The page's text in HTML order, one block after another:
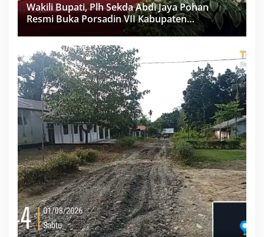
Wakili Bupati, Plh Sekda Abdi Jaya Pohan
Resmi Buka Porsadin VII Kabupaten